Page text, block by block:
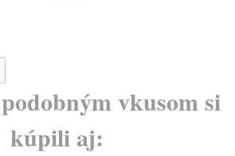
vkusom si
kúpili aj: